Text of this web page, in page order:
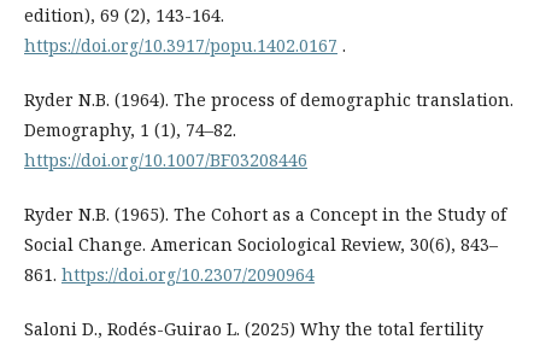
edition), 69 (2), 143-164.
https://doi.org/10.3917/popu.1402.0167 .
Ryder N.B. (1964). The process of demographic translation.
Demography, 1 (1), 74–82.
https://doi.org/10.1007/BF03208446
Ryder N.B. (1965). The Cohort as a Concept in the Study of
Social Change. American Sociological Review, 30(6), 843–
861. https://doi.org/10.2307/2090964
Saloni D., Rodés-Guirao L. (2025) Why the total fertility